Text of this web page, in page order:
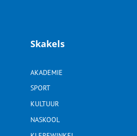
Skakels
AKADEMIE
SPORT
KULTUUR
NASKOOL